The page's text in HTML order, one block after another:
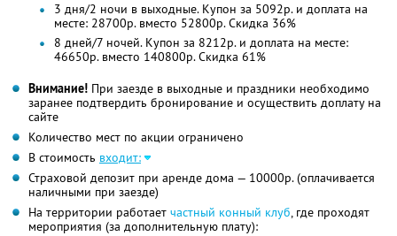
3 дня/2 ночи в выходные. Купон за 5092р. и доплата на
месте: 28700р. вместо 52800р. Скидка 36%
8 дней/7 ночей. Купон за 8212р. и доплата на месте:
46650р. вместо 140800р. Скидка 61%
Внимание! При заезде в выходные и праздники необходимо
заранее подтвердить бронирование и осуществить доплату на
сайте
Количество мест по акции ограничено
В стоимость входит:
Страховой депозит при аренде дома — 10000р. (оплачивается
наличными при заезде)
На территории работает частный конный клуб, где проходят
мероприятия (за дополнительную плату):